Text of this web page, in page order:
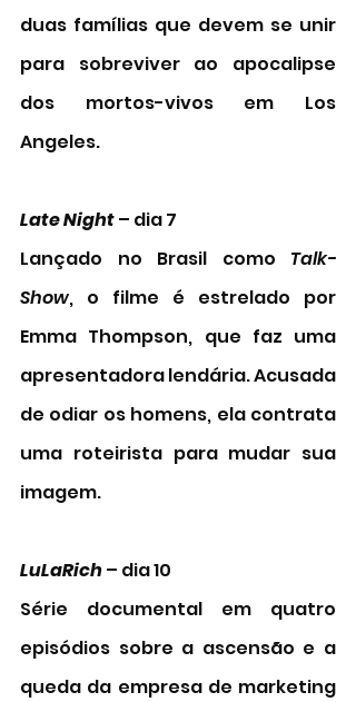
duas famílias que devem se unir
para sobreviver ao apocalipse
dos mortos-vivos em Los
Angeles.
Late Night – dia 7
Lançado no Brasil como Talk-
Show, o filme é estrelado por
Emma Thompson, que faz uma
apresentadora lendária. Acusada
de odiar os homens, ela contrata
uma roteirista para mudar sua
imagem.
LuLaRich – dia 10
Série documental em quatro
episódios sobre a ascensão e a
queda da empresa de marketing